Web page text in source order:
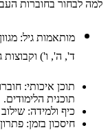
למה לבחור בחוברות
מותאמות גיל:
ד', ה', ו') וקבוצות
תוכן איכותי:
תוכנית הלימודים.
כיף ולמידה:
חיסכון בזמן: